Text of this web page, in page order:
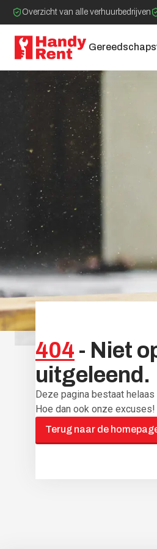
Overzicht van alle verhuurbedrijven
404 - Niet
uitgeleend.
Deze pagina bestaat
Hoe dan ook onze
Terug naar de